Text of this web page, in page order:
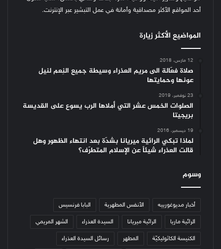
أحد المواقع الأكثر مصداقية وأمانة في عمل التبشير عبر الإنترنت.
المواضيع الأكثر زيارة
12 مارس، 2018
صلاة فعّالة الى مريم العذراء وسيطة جميع النِعم لنيل
عونها وحمايتها
23 نوفمبر، 2019
الصلوات الخمس عشر التي أملاها الرب يسوع على القديسة
بريجيتا
19 ديسمبر، 2016
لماذا تبكي الرائية ميريانا بشدّة بعد انتهاء الظهور وهل
قالت العذراء شيئاً عن الإسلام المتطرّف؟
وسوم
أخبار مديوغورييه الأنفس المطهرية البابا فرنسيس
الرائية ماريا الرائية ميريانا السيدة العذراء الشهر المريمي
الكنيسة الكاثوليكيّة المطهر رسائل السيدة العذراء